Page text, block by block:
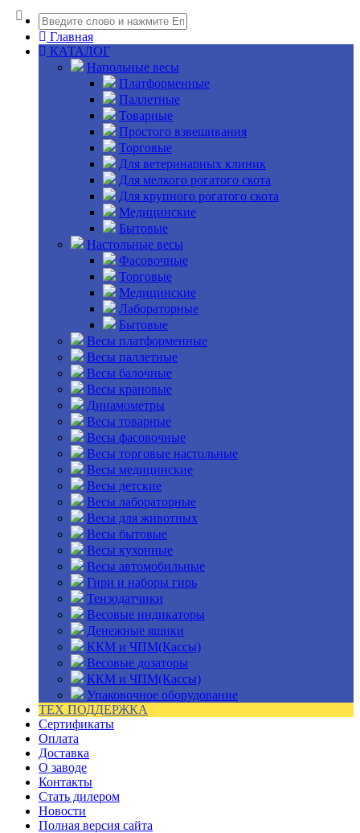
Главная
КАТАЛОГ
Напольные весы
Платформенные
Паллетные
Товарные
Простого взвешивания
Торговые
Для ветеринарных клиник
Для мелкого рогатого скота
Для крупного рогатого скота
Медицинские
Бытовые
Настольные весы
Фасовочные
Торговые
Медицинские
Лабораторные
Бытовые
Весы платформенные
Весы паллетные
Весы балочные
Весы крановые
Динамометры
Весы товарные
Весы фасовочные
Весы торговые настольные
Весы медицинские
Весы детские
Весы лабораторные
Весы для животных
Весы бытовые
Весы кухонные
Весы автомобильные
Гири и наборы гирь
Тензодатчики
Весовые индикаторы
Денежные ящики
ККМ и ЧПМ(Кассы)
Весовые дозаторы
ККМ и ЧПМ(Кассы)
Упаковочное оборудование
ТЕХ ПОДДЕРЖКА
Сертификаты
Оплата
Доставка
О заводе
Контакты
Стать дилером
Новости
Полная версия сайта